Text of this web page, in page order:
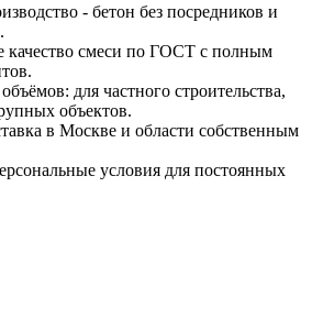
- бетон без посредников и
качество смеси по ГОСТ с полным
для частного строительства,
объектов.
в Москве и области собственным
условия для постоянных